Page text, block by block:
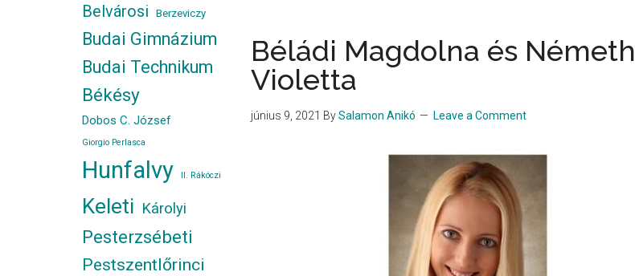
Orbán
Judit
Béládi Magdolna és Németh
Violetta
június 9, 2021 BySalamon Anikó Leave a Comment
Belvárosi Berzeviczy
Budai Gimnázium
Budai Technikum
Békésy
Dobos C. József
Giorgio Perlasca
Hunfalvy II. Rákóczi
Keleti Károlyi
Pesterzsébeti
Pestszentlőrinci